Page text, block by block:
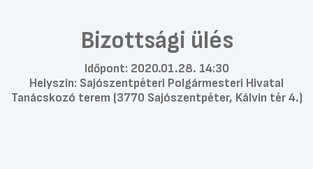
Bizottsági ülés
Időpont: 2020.01.28. 14:30
Helyszín: Sajószentpéteri Polgármesteri Hivatal
Tanácskozó terem (3770 Sajószentpéter, Kálvin tér 4.)